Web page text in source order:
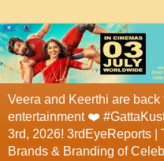
Veera and Keerthi are back
entertainment ❤️
3rd, 2026! 3rdEyeReports |
Brands & Branding of